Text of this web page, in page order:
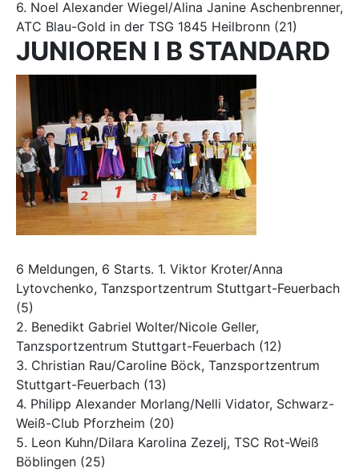
6. Noel Alexander Wiegel/Alina Janine Aschenbrenner,
ATC Blau-Gold in der TSG 1845 Heilbronn (21)
JUNIOREN I B STANDARD
6 Meldungen, 6 Starts. 1. Viktor Kroter/Anna
Lytovchenko, Tanzsportzentrum Stuttgart-Feuerbach
(5)
2. Benedikt Gabriel Wolter/Nicole Geller,
Tanzsportzentrum Stuttgart-Feuerbach (12)
3. Christian Rau/Caroline Böck, Tanzsportzentrum
Stuttgart-Feuerbach (13)
4. Philipp Alexander Morlang/Nelli Vidator, Schwarz-
Weiß-Club Pforzheim (20)
5. Leon Kuhn/Dilara Karolina Zezelj, TSC Rot-Weiß
Böblingen (25)